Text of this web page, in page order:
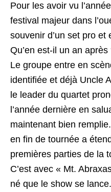
Pour les avoir vu
festival majeur dans
souvenir d’un set pro
Qu’en est-il un an après
Le groupe entre en
identifiée et déjà Uncle
le leader du quartet
l’année dernière en
maintenant bien
en fin de tournée a
premières parties de la
C’est avec « Mt.
né que le show se